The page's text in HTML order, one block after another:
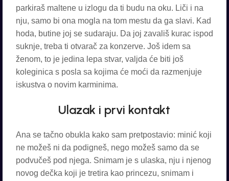
parkiraš maltene u izlogu da ti budu na oku. Liči i na
nju, samo bi ona mogla na tom mestu da ga slavi. Kad
hoda, butine joj se sudaraju. Da joj zavališ kurac ispod
suknje, treba ti otvarač za konzerve. Još idem sa
ženom, to je jedina lepa stvar, valjda će biti još
koleginica s posla sa kojima će moći da razmenjuje
iskustva o novim karminima.
Ulazak i prvi kontakt
Ana se tačno obukla kako sam pretpostavio: minić koji
ne možeš ni da podigneš, nego možeš samo da se
podvučeš pod njega. Snimam je s ulaska, nju i njenog
novog dečka koji je tretira kao princezu, snimam i